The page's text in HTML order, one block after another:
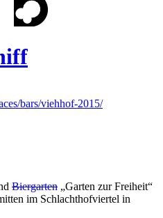
Biergarten „Garten zur Freiheit“
im Schlachthofviertel in